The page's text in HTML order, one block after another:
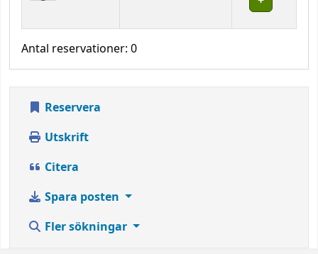
Antal reservationer: 0
Reservera
Utskrift
Citera
Spara posten
Fler sökningar